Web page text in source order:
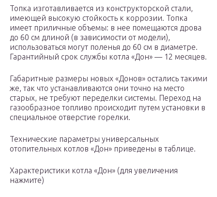
Топка изготавливается из конструкторской стали,
имеющей высокую стойкость к коррозии. Топка
имеет приличные объемы: в нее помещаются дрова
до 60 см длиной (в зависимости от модели),
использоваться могут поленья до 60 см в диаметре.
Гарантийный срок службы котла «Дон» — 12 месяцев.
Габаритные размеры новых «Донов» остались такими
же, так что устанавливаются они точно на место
старых, не требуют переделки системы. Переход на
газообразное топливо происходит путем установки в
специальное отверстие горелки.
Технические параметры универсальных
отопительных котлов «Дон» приведены в таблице.
Характеристики котла «Дон» (для увеличения
нажмите)